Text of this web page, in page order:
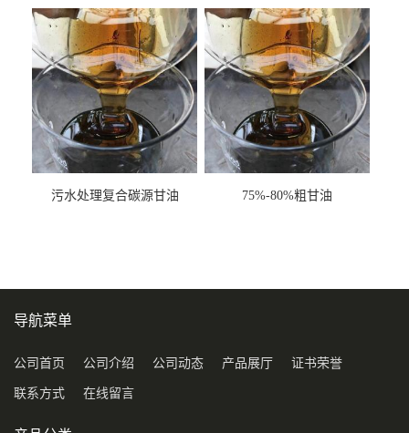
污水处理复合碳源甘油
75%-80%粗甘油
导航菜单
公司首页 公司介绍 公司动态 产品展厅 证书荣誉
联系方式 在线留言